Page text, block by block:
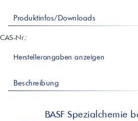
Produktinfos/Downloads
CAS-Nr.:
Herstellerangaben anzeigen
Beschreibung
BASF Spezialchemie